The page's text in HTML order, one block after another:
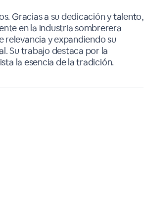
Gracias a su dedicación y talento,
en la industria sombrerera
y expandiendo su
Su trabajo destaca por la
la esencia de la tradición.